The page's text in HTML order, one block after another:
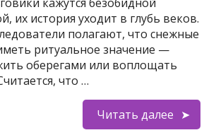
их история уходит в глубь веков.
полагают, что снежные
ритуальное значение —
оберегами или воплощать
что …
Читать далее